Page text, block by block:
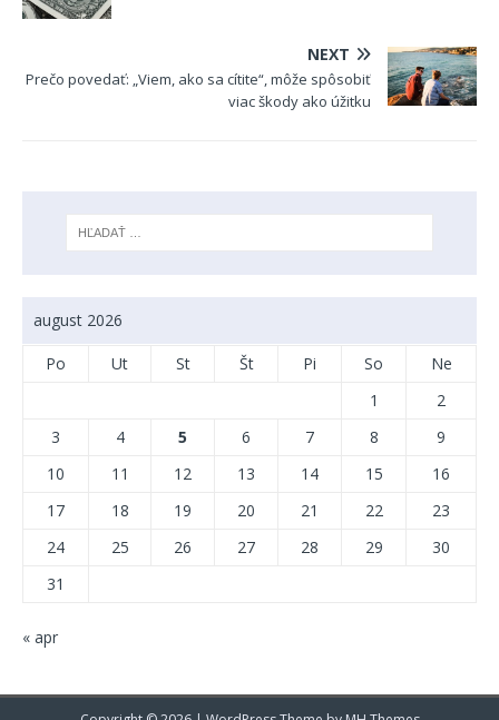
NEXT
Prečo povedať: „Viem, ako sa cítite“, môže spôsobiť
viac škody ako úžitku
august 2026
Po Ut St Št Pi So
Ne
1
2
3
4 5 6 7 8
9
10
11 12 13 14 15
16
17
18 19 20 21 22
23
24
25 26 27 28 29
30
31
« apr